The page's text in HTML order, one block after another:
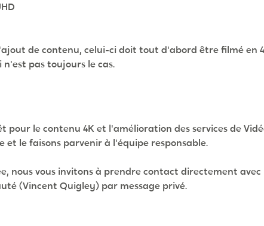
de contenu, celui-ci doit tout d'abord être filmé en
pas toujours le cas.
pour le contenu 4K et l'amélioration des services de
et le faisons parvenir à l'équipe responsable.
nous vous invitons à prendre contact directement avec
(Vincent Quigley) par message privé.